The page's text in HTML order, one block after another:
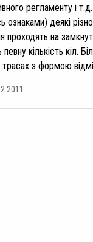
регламенту і
ознаками) деякі
проходять на
кількість кіл.
трасах з формою